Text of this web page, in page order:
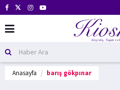
Anasayfa barış gökpınar